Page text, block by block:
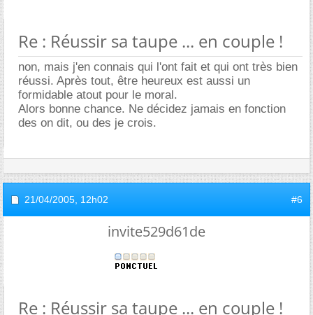
Re : Réussir sa taupe ... en couple !
non, mais j'en connais qui l'ont fait et qui ont très bien
réussi. Après tout, être heureux est aussi un
formidable atout pour le moral.
Alors bonne chance. Ne décidez jamais en fonction
des on dit, ou des je crois.
21/04/2005, 12h02 #6
invite529d61de
Re : Réussir sa taupe ... en couple !